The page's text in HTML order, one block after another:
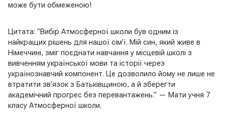
може бути обмеженою!
Цитата: “Вибір Атмосферної школи був одним із
найкращих рішень для нашої сім’ї. Мій син, який живе в
Німеччині, зміг поєднати навчання у місцевій школі з
вивченням української мови та історії через
українознавчий компонент. Це дозволило йому не лише не
втратити зв’язок з Батьківщиною, а й зберегти
академічний прогрес без перевантажень.” — Мати учня 7
класу Атмосферної школи.